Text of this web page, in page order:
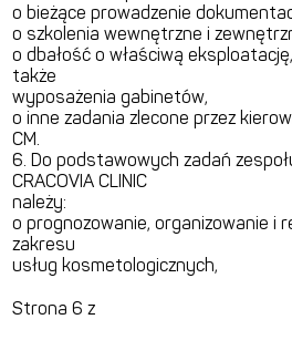
o bieżące prowadzenie
o szkolenia wewnętrzne i
o dbałość o właściwą
także
wyposażenia gabinetów,
o inne zadania zlecone przez
CM.
6. Do podstawowych zadań
CRACOVIA CLINIC
należy:
o prognozowanie, organizowanie i
zakresu
usług kosmetologicznych,
Strona 6 z